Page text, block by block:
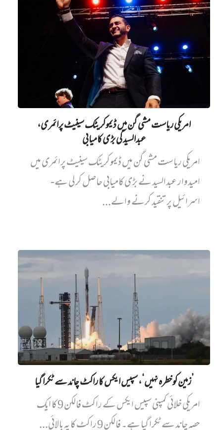
امریکی ریاست مشی گن میں ڈیموکریٹک سینیٹ پرائمری،
عبدالسید کی بڑی کامیابی
امریکی ریاست مشی گن میں ڈیموکریٹک سینیٹ پرائمری میں‌
امیدوار عبدالسید نے بڑی کامیابی حاصل کر لی ہے-
اسرائیل پر تنقید کرنے والے...
’زمین کو خطرہ نہیں‘، سپیس ایکس کا راکٹ چاند سے ٹکرا گیا
امریکی خلائی کمپنی سپیس ایکس کے راکٹ فالکن 9 کا ایک
حصہ چاند سے ٹکرا گیا ہے۔ فالکن 9 راکٹ کا یہ بالائی...